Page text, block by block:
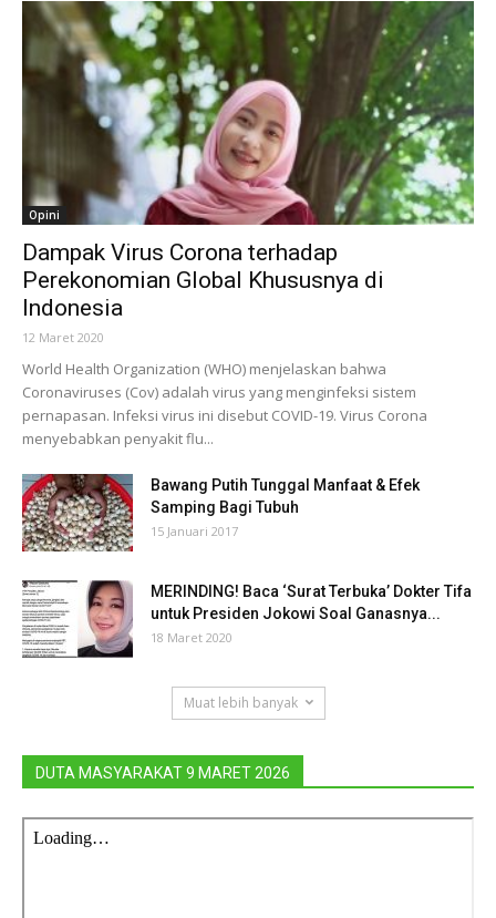
Opini
Dampak Virus Corona terhadap
Perekonomian Global Khususnya di
Indonesia
12 Maret 2020
World Health Organization (WHO) menjelaskan bahwa
Coronaviruses (Cov) adalah virus yang menginfeksi sistem
pernapasan. Infeksi virus ini disebut COVID-19. Virus Corona
menyebabkan penyakit flu...
Bawang Putih Tunggal Manfaat & Efek
Samping Bagi Tubuh
15 Januari 2017
MERINDING! Baca ‘Surat Terbuka’ Dokter Tifa
untuk Presiden Jokowi Soal Ganasnya...
18 Maret 2020
Muat lebih banyak
DUTA MASYARAKAT 9 MARET 2026